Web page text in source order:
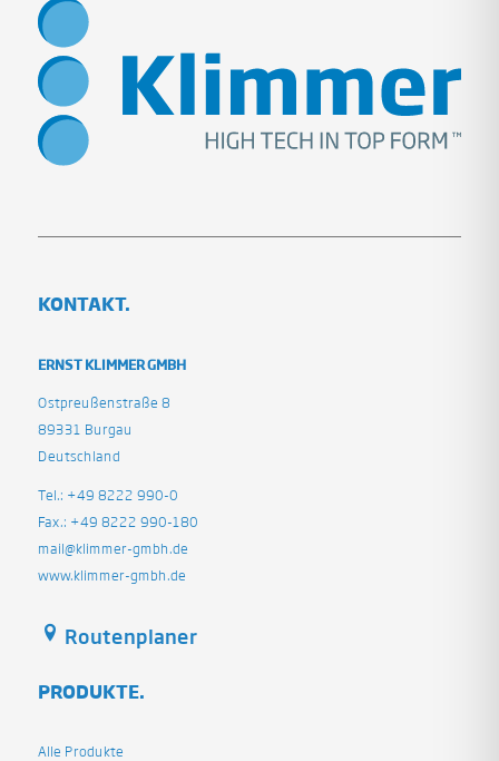
KONTAKT.
ERNST KLIMMER GMBH
Ostpreußenstraße 8
89331 Burgau
Deutschland
Tel.: +49 8222 990-0
Fax.: +49 8222 990-180
mail@klimmer-gmbh.de
www.klimmer-gmbh.de
Routenplaner
PRODUKTE.
Alle Produkte